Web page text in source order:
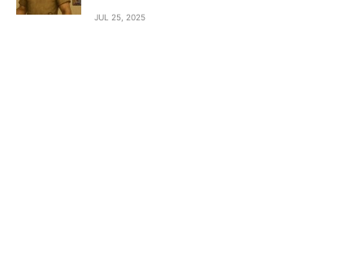
JUL 25, 2025